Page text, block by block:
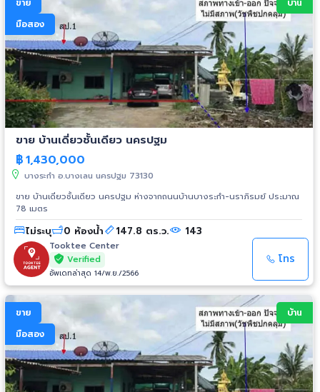
ขาย
มือสอง
บ้าน
ขาย บ้านเดี่ยวชั้นเดียว นครปฐม
฿1,430,000
บางระกำ อ.บางเลน นครปฐม 73130
ขาย บ้านเดี่ยวชั้นเดียว นครปฐม ห่างจากถนนบ้านบางระกำ-นราภิรมย์ ประมาณ
78 เมตร
ไม่ระบุ 0 ห้องน้ำ 147.8 ตร.ว. 143
Tooktee Center
Verified
อัพเดทล่าสุด 14/พ.ย./2566
โทร
ขาย
มือสอง
บ้าน